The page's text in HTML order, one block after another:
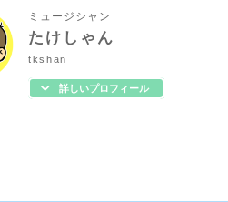
ミュージシャン
たけしゃん
tkshan
詳しいプロフィール